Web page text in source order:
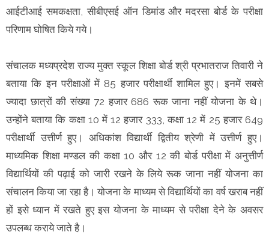
आईटीआई समकक्षता, सीबीएसई ऑन डिमांड और मदरसा बोर्ड के परीक्षा
परिणाम घोषित किये गये।
संचालक मध्यप्रदेश राज्य मुक्त स्कूल शिक्षा बोर्ड श्री प्रभातराज तिवारी ने
बताया कि इन परीक्षाओं में 85 हजार परीक्षार्थी शामिल हुए। इनमें सबसे
ज्यादा छात्रों की संख्या 72 हजार 686 रूक जाना नहीं योजना के थे।
उन्होंने बताया कि कक्षा 10 में 12 हजार 333, कक्षा 12 में 25 हजार 649
परीक्षार्थी उत्तीर्ण हुए। अधिकांश विद्यार्थी द्वितीय श्रेणी में उत्तीर्ण हुए।
माध्यमिक शिक्षा मण्डल की कक्षा 10 और 12 की बोर्ड परीक्षा में अनुत्तीर्ण
विद्यार्थियों की पढ़ाई को जारी रखने के लिये रूक जाना नहीं योजना का
संचालन किया जा रहा है। योजना के माध्यम से विद्यार्थियों का वर्ष खराब नहीं
हों इसे ध्यान में रखते हुए इस योजना के माध्यम से परीक्षा देने के अवसर
उपलब्ध कराये जाते है।